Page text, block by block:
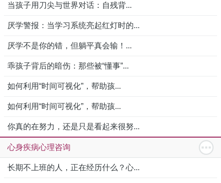
当孩子用刀尖与世界对话：自残背...
厌学警报：当学习系统亮起红灯时的...
厌学不是你的错，但躺平真会输！...
乖孩子背后的暗伤：那些被“懂事”...
如何利用“时间可视化”，帮助孩...
如何利用“时间可视化”，帮助孩...
你真的在努力，还是只是看起来很努...
心身疾病心理咨询
长期不上班的人，正在经历什么？心...